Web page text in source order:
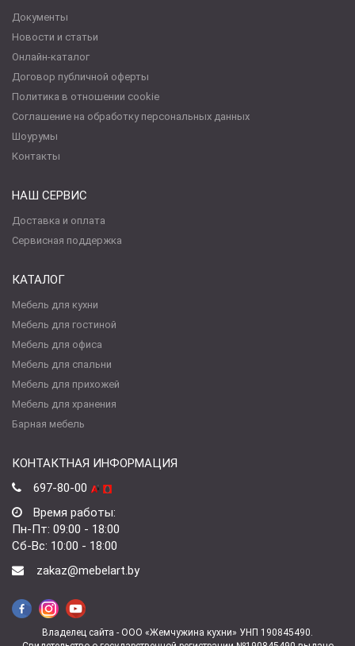
Документы
Новости и статьи
Онлайн-каталог
Договор публичной оферты
Политика в отношении cookie
Соглашение на обработку персональных данных
Шоурумы
Контакты
НАШ СЕРВИС
Доставка и оплата
Сервисная поддержка
КАТАЛОГ
Мебель для кухни
Мебель для гостиной
Мебель для офиса
Мебель для спальни
Мебель для прихожей
Мебель для хранения
Барная мебель
КОНТАКТНАЯ ИНФОРМАЦИЯ
697-80-00
Время работы:
Пн-Пт: 09:00 - 18:00
Сб-Вс: 10:00 - 18:00
zakaz@mebelart.by
Владелец сайта - ООО «Жемчужина кухни» УНП 190845490.